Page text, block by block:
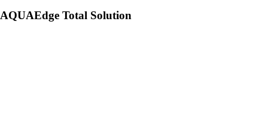
AQUAEdge Total Solution